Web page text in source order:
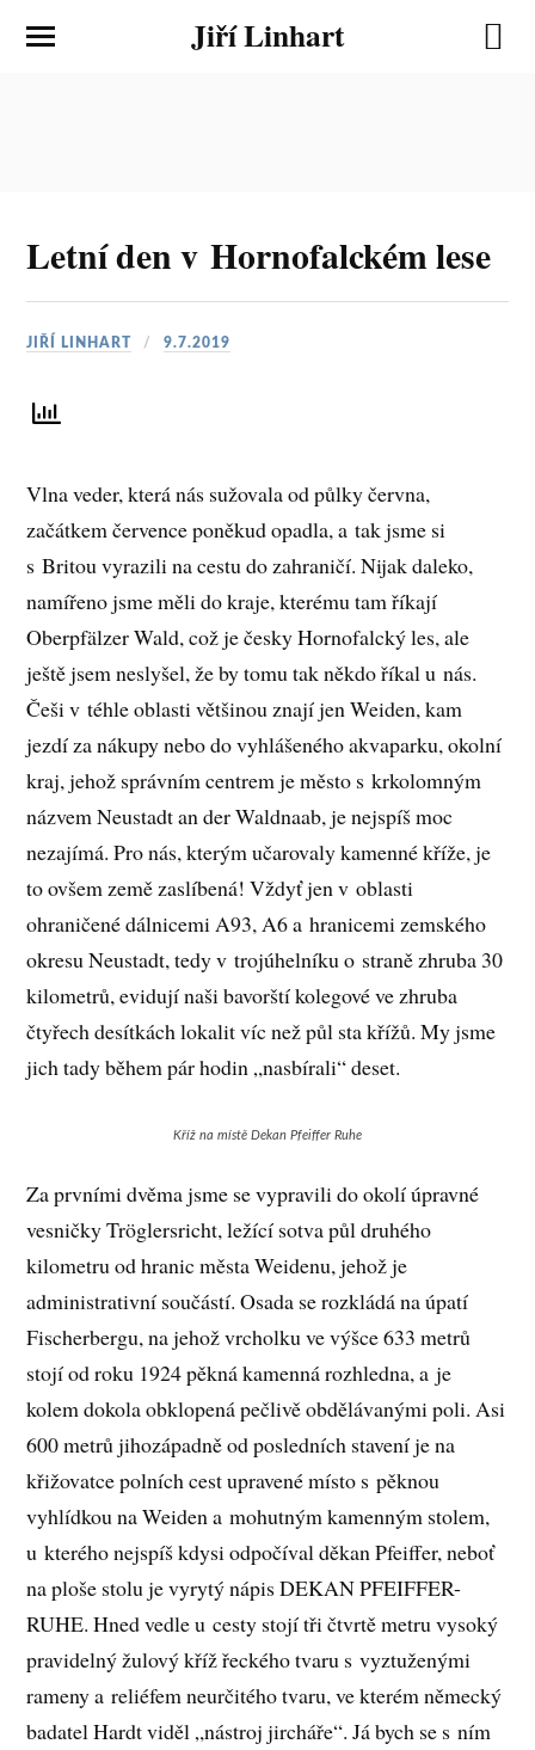
Jiří Linhart
Letní den v Hornofalckém lese
JIŘÍ LINHART 9.7.2019
Vlna veder, která nás sužovala od půlky června,
začátkem července poněkud opadla, a tak jsme si
s Britou vyrazili na cestu do zahraničí. Nijak daleko,
namířeno jsme měli do kraje, kterému tam říkají
Oberpfälzer Wald, což je česky Hornofalcký les, ale
ještě jsem neslyšel, že by tomu tak někdo říkal u nás.
Češi v téhle oblasti většinou znají jen Weiden, kam
jezdí za nákupy nebo do vyhlášeného akvaparku, okolní
kraj, jehož správním centrem je město s krkolomným
názvem Neustadt an der Waldnaab, je nejspíš moc
nezajímá. Pro nás, kterým učarovaly kamenné kříže, je
to ovšem země zaslíbená! Vždyť jen v oblasti
ohraničené dálnicemi A93, A6 a hranicemi zemského
okresu Neustadt, tedy v trojúhelníku o straně zhruba 30
kilometrů, evidují naši bavorští kolegové ve zhruba
čtyřech desítkách lokalit víc než půl sta křížů. My jsme
jich tady během pár hodin „nasbírali“ deset.
Kříž na místě Dekan Pfeiffer Ruhe
Za prvními dvěma jsme se vypravili do okolí úpravné
vesničky Tröglersricht, ležící sotva půl druhého
kilometru od hranic města Weidenu, jehož je
administrativní součástí. Osada se rozkládá na úpatí
Fischerbergu, na jehož vrcholku ve výšce 633 metrů
stojí od roku 1924 pěkná kamenná rozhledna, a je
kolem dokola obklopená pečlivě obdělávanými poli. Asi
600 metrů jihozápadně od posledních stavení je na
křižovatce polních cest upravené místo s pěknou
vyhlídkou na Weiden a mohutným kamenným stolem,
u kterého nejspíš kdysi odpočíval děkan Pfeiffer, neboť
na ploše stolu je vyrytý nápis DEKAN PFEIFFER-
RUHE. Hned vedle u cesty stojí tři čtvrtě metru vysoký
pravidelný žulový kříž řeckého tvaru s vyztuženými
rameny a reliéfem neurčitého tvaru, ve kterém německý
badatel Hardt viděl „nástroj jircháře“. Já bych se s ním